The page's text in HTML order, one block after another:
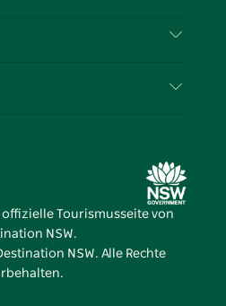
offizielle Tourismusseite von
NSW.
NSW. Alle Rechte